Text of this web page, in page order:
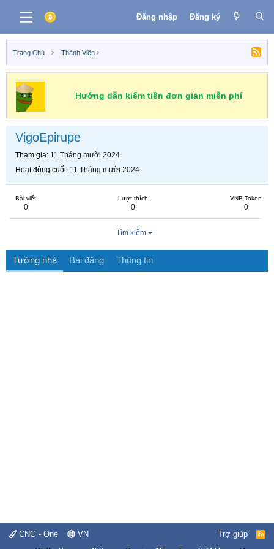
Đăng nhập Đăng ký
Trang Chủ Thành Viên
Hướng dẫn kiếm tiền đơn giản miễn phí
VigoEpirupe
Tham gia 11 Tháng mười 2024
Hoạt động cuối 11 Tháng mười 2024
Bài viết
0
Lượt thích
0
VNB Token
0
Tìm kiếm
Tường nhà Bài đăng Thông tin
CNG - One VN Trợ giúp
R